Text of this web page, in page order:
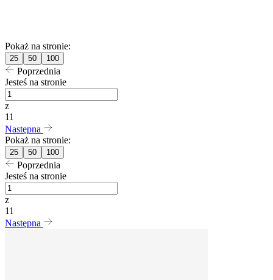
Pokaż na stronie:
25 50 100
Poprzednia
Jesteś na stronie
z
11
Następna
Pokaż na stronie:
25 50 100
Poprzednia
Jesteś na stronie
z
11
Następna